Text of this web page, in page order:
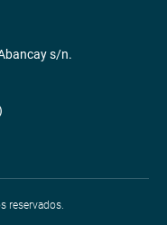
s/n.
reservados.